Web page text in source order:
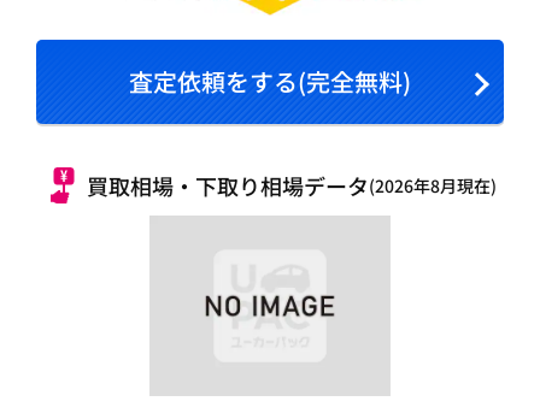
査定依頼をする(完全無料)
買取相場・下取り相場データ(2026年8月現在)